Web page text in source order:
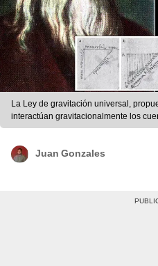
La Ley de gravitación universal,
interactúan gravitacionalmente los
Mail.
Juan Gonzales